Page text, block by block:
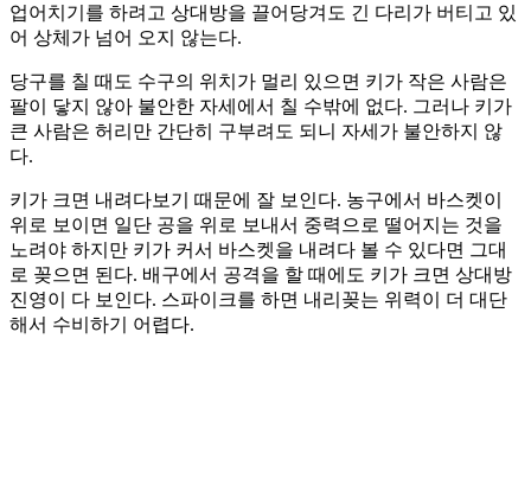
업어치기를 하려고 상대방을 끌어당겨도 긴 다리가 버티고 있
어 상체가 넘어 오지 않는다.
당구를 칠 때도 수구의 위치가 멀리 있으면 키가 작은 사람은
팔이 닿지 않아 불안한 자세에서 칠 수밖에 없다. 그러나 키가
큰 사람은 허리만 간단히 구부려도 되니 자세가 불안하지 않
다.
키가 크면 내려다보기 때문에 잘 보인다. 농구에서 바스켓이
위로 보이면 일단 공을 위로 보내서 중력으로 떨어지는 것을
노려야 하지만 키가 커서 바스켓을 내려다 볼 수 있다면 그대
로 꽂으면 된다. 배구에서 공격을 할 때에도 키가 크면 상대방
진영이 다 보인다. 스파이크를 하면 내리꽂는 위력이 더 대단
해서 수비하기 어렵다.